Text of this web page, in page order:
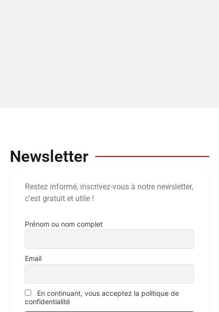
Newsletter
Restez informé, inscrivez-vous à notre newsletter,
c’est gratuit et utile !
Prénom ou nom complet
Email
En continuant, vous acceptez la politique de
confidentialité